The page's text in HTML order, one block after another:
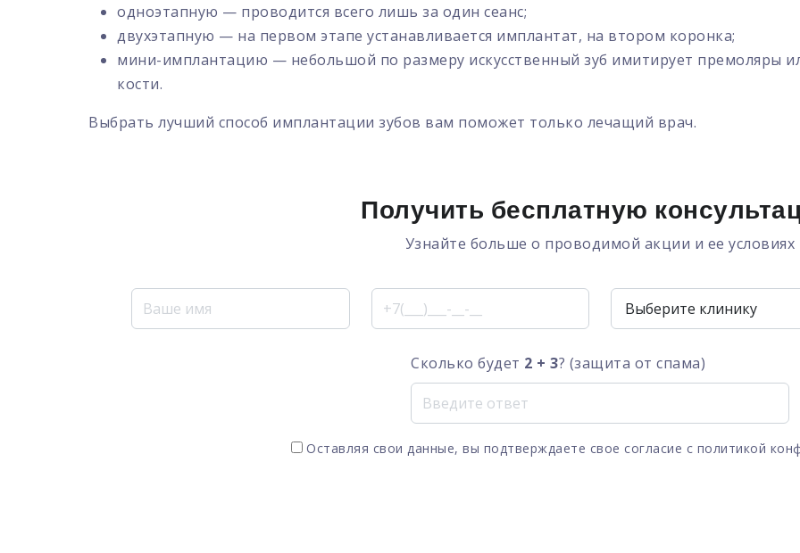
одноэтапную — проводится всего лишь за один сеанс;
двухэтапную — на первом этапе устанавливается имплантат, на втором коронка;
мини-имплантацию — небольшой по размеру искусственный зуб имитирует премоляры
кости.
Выбрать лучший способ имплантации зубов вам поможет только лечащий врач.
Получить бесплатную
Узнайте больше о проводимой акции и ее условиях
Сколько будет 2 + 3? (защита от спама)
Оставляя свои данные, вы подтверждаете свое согласие с политикой